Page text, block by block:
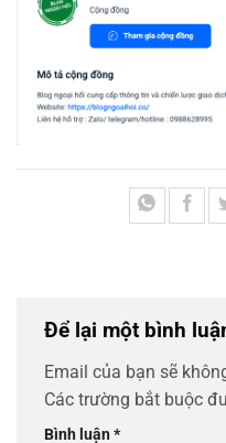
Để lại một bình
Email của bạn sẽ
Các trường bắt buộc
Bình luận*